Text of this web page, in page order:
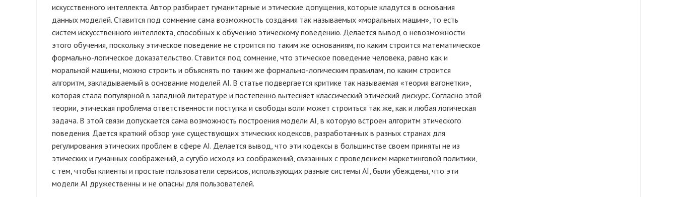
искусственного интеллекта. Автор разбирает гуманитарные и этические допущения, которые кладутся в основания
данных моделей. Ставится под сомнение сама возможность создания так называемых «моральных машин», то есть
систем искусственного интеллекта, способных к обучению этическому поведению. Делается вывод о невозможности
этого обучения, поскольку этическое поведение не строится по таким же основаниям, по каким строится математическое
формально-логическое доказательство. Ставится под сомнение, что этическое поведение человека, равно как и
моральной машины, можно строить и объяснять по таким же формально-логическим правилам, по каким строится
алгоритм, закладываемый в основание моделей AI. В статье подвергается критике так называемая «теория вагонетки»,
которая стала популярной в западной литературе и постепенно вытесняет классический этический дискурс. Согласно этой
теории, этическая проблема ответственности поступка и свободы воли может строиться так же, как и любая логическая
задача. В этой связи допускается сама возможность построения модели AI, в которую встроен алгоритм этического
поведения. Дается краткий обзор уже существующих этических кодексов, разработанных в разных странах для
регулирования этических проблем в сфере AI. Делается вывод, что эти кодексы в большинстве своем приняты не из
этических и гуманных соображений, а сугубо исходя из соображений, связанных с проведением маркетинговой политики,
с тем, чтобы клиенты и простые пользователи сервисов, использующих разные системы AI, были убеждены, что эти
модели AI дружественны и не опасны для пользователей.